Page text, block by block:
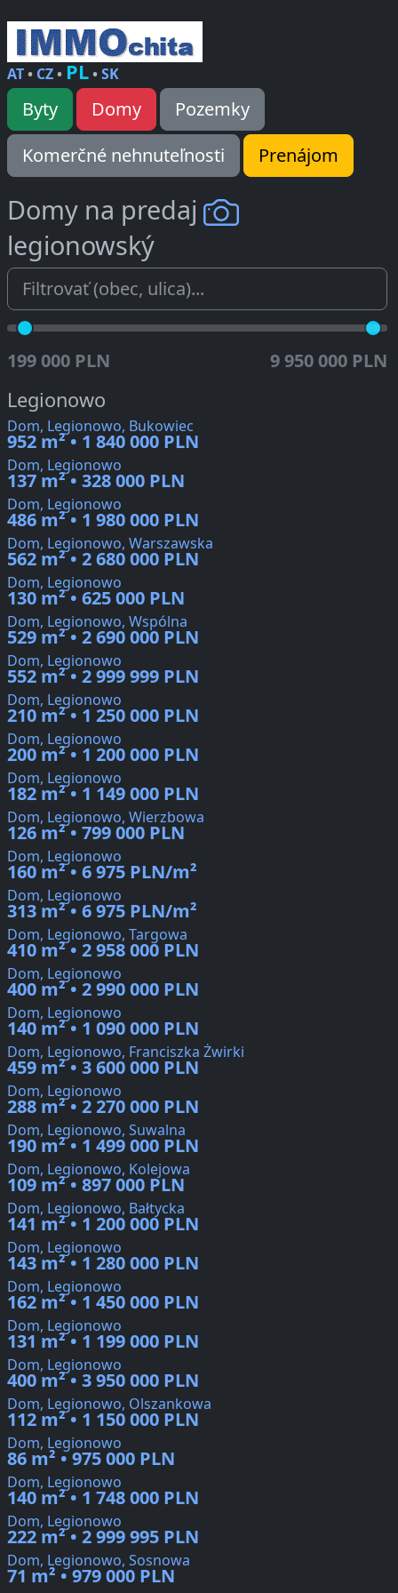
AT• CZ• PL•SK
Byty Domy
Pozemky
Komerčné nehnuteľnosti
Prenájom
Domy na predaj
legionowský
199 000 PLN 9 950 000 PLN
Legionowo
Dom, Legionowo, Bukowiec
952 m² • 1 840 000 PLN
Dom, Legionowo
137 m² • 328 000 PLN
Dom, Legionowo
486 m² • 1 980 000 PLN
Dom, Legionowo, Warszawska
562 m² • 2 680 000 PLN
Dom, Legionowo
130 m² • 625 000 PLN
Dom, Legionowo, Wspólna
529 m² • 2 690 000 PLN
Dom, Legionowo
552 m² • 2 999 999 PLN
Dom, Legionowo
210 m² • 1 250 000 PLN
Dom, Legionowo
200 m² • 1 200 000 PLN
Dom, Legionowo
182 m² • 1 149 000 PLN
Dom, Legionowo, Wierzbowa
126 m² • 799 000 PLN
Dom, Legionowo
160 m² • 6 975 PLN/m²
Dom, Legionowo
313 m² • 6 975 PLN/m²
Dom, Legionowo, Targowa
410 m² • 2 958 000 PLN
Dom, Legionowo
400 m² • 2 990 000 PLN
Dom, Legionowo
140 m² • 1 090 000 PLN
Dom, Legionowo, Franciszka Żwirki
459 m² • 3 600 000 PLN
Dom, Legionowo
288 m² • 2 270 000 PLN
Dom, Legionowo, Suwalna
190 m² • 1 499 000 PLN
Dom, Legionowo, Kolejowa
109 m² • 897 000 PLN
Dom, Legionowo, Bałtycka
141 m² • 1 200 000 PLN
Dom, Legionowo
143 m² • 1 280 000 PLN
Dom, Legionowo
162 m² • 1 450 000 PLN
Dom, Legionowo
131 m² • 1 199 000 PLN
Dom, Legionowo
400 m² • 3 950 000 PLN
Dom, Legionowo, Olszankowa
112 m² • 1 150 000 PLN
Dom, Legionowo
86 m² • 975 000 PLN
Dom, Legionowo
140 m² • 1 748 000 PLN
Dom, Legionowo
222 m² • 2 999 995 PLN
Dom, Legionowo, Sosnowa
71 m² • 979 000 PLN